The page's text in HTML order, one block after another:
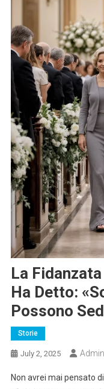
La
Ha Detto:
Possono
Storie
July 2, 2025 Admin
Non avrei mai pensato